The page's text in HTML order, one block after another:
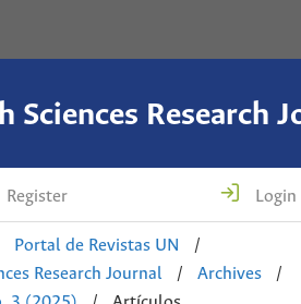
Sciences Research
Register Login
Portal de Revistas UN
/
Research Journal
/ Archives
/